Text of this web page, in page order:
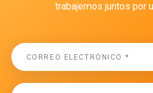
trabajemos juntos por